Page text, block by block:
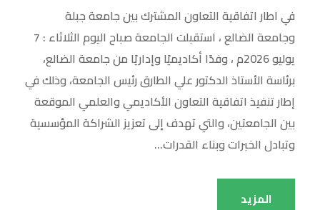
في اطار اتفاقية التعاون المشترك بين جامعة جبلة
وجامعة الضالع ، استقبلت الجامعة صباح اليوم الثلاثاء : 7
يوليو 2026م ، وفدًا أكاديميًا وإداريًا من جامعة الضالع،
برئاسة الأستاذ الدكتور علي الطارق رئيس الجامعة، وذلك في
إطار تنفيذ اتفاقية التعاون الأكاديمي والعلمي الموقعة
بين الجامعتين، والتي تهدف إلى تعزيز الشراكة المؤسسية
وتبادل الخبرات وبناء القدرات...
المزيد